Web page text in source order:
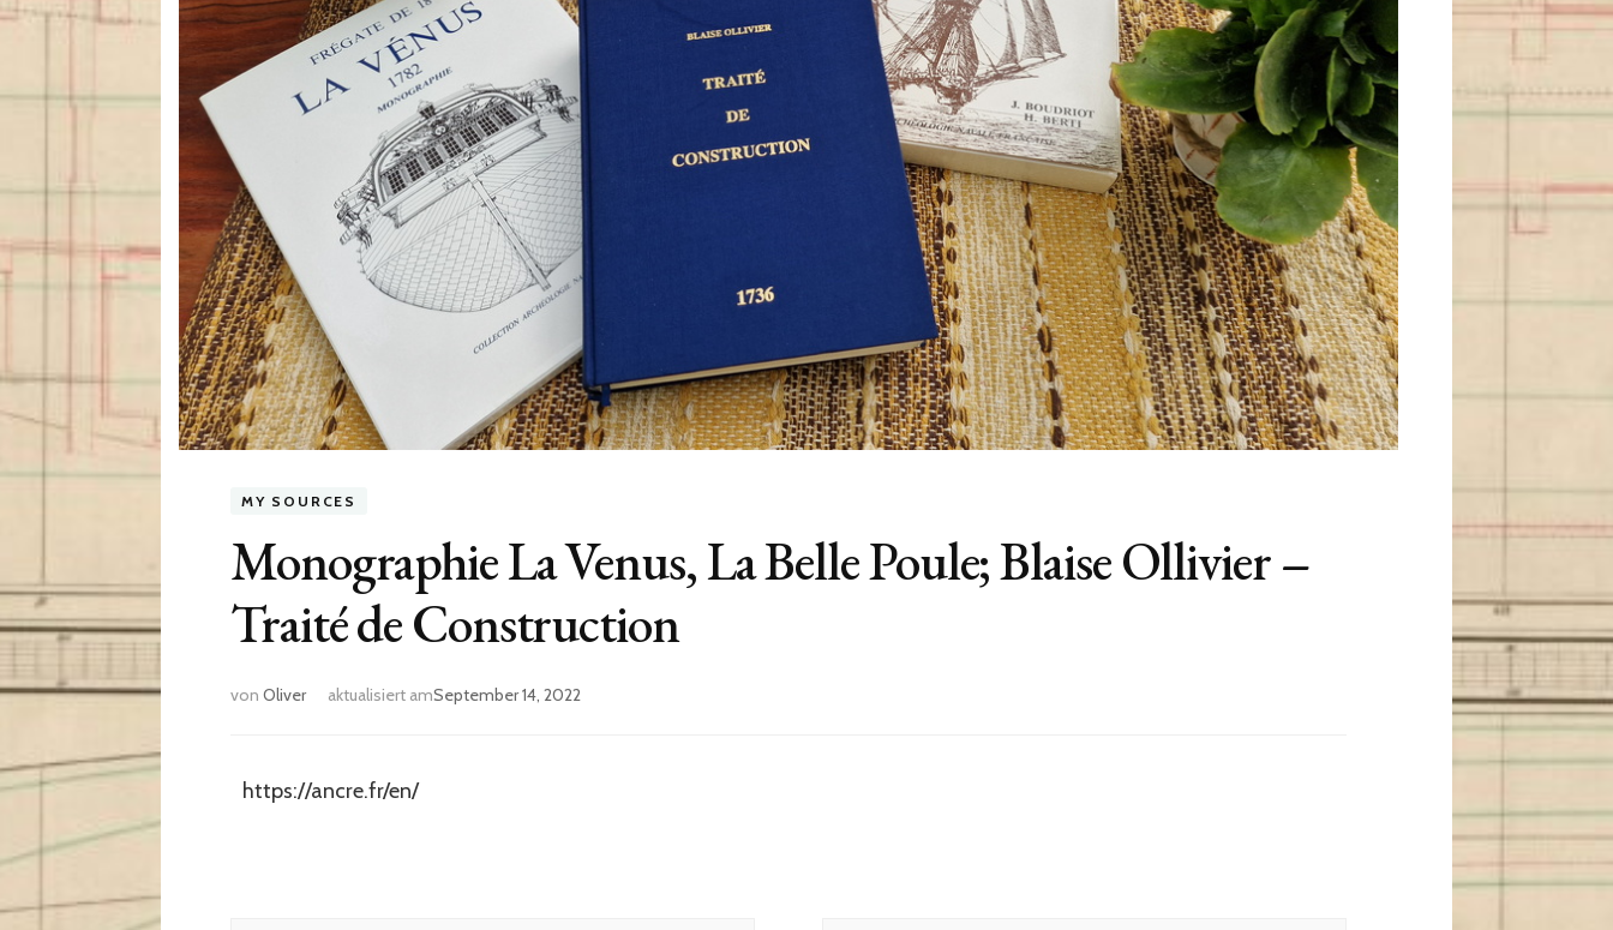
MY SOURCES
Monographie La Venus, La Belle Poule; Blaise Ollivier –
Traité de Construction
von Oliver aktualisiert amSeptember 14, 2022
https://ancre.fr/en/